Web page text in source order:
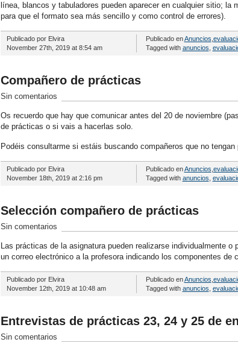
línea, blancos y tabuladores pueden aparecer en cualquier sitio;
para que el formato sea más sencillo y como control de errores).
Publicado por Elvira
November 27th, 2019 at 8:54 am
Publicado enAnuncios
Tagged with anuncios
Compañero de prácticas
Sin comentarios
Os recuerdo que hay que comunicar antes del 20 de noviembre
de prácticas o si vais a hacerlas solo.
Podéis consultarme si estáis buscando compañeros que no tengan
Publicado por Elvira
November 18th, 2019 at 2:16 pm
Publicado enAnuncios
Tagged with anuncios
Selección compañero de prácticas
Sin comentarios
Las prácticas de la asignatura pueden realizarse individualmente
un correo electrónico a la profesora indicando los componentes de
Publicado por Elvira
November 12th, 2019 at 10:48 am
Publicado enAnuncios
Tagged with anuncios
Entrevistas de prácticas 23, 24 y 25 de
Sin comentarios